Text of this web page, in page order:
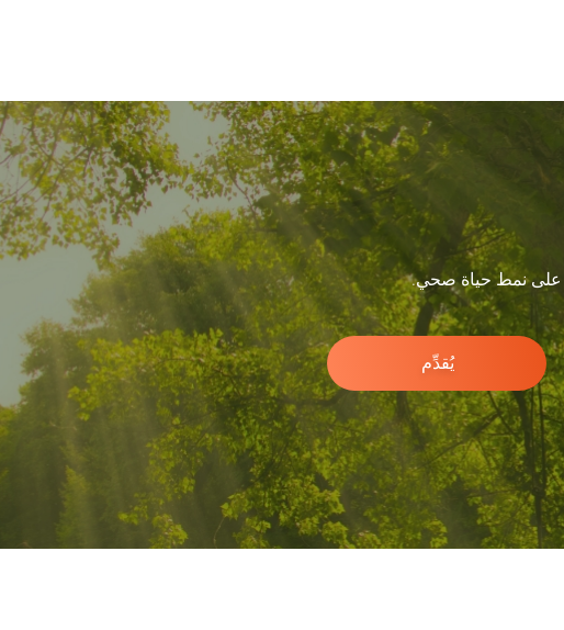
على نمط حياة صحي.
يُقدِّم